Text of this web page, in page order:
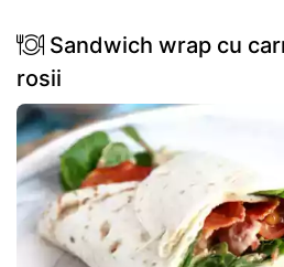
Sandwich wrap cu
rosii